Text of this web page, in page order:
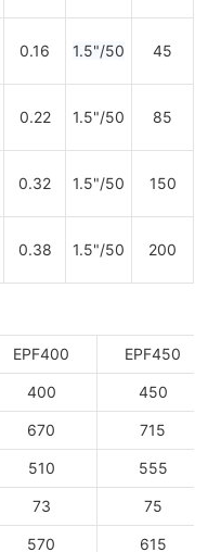
0.16 1.5"/50 45
0.22 1.5"/50 85
0.32 1.5"/50 150
0.38 1.5"/50 200
EPF400 EPF450
400 450
670 715
510 555
73 75
570 615